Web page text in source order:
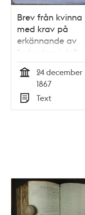
Brev från kvinna
med krav på
erkännande av
faderskap julafton
1867
24 december
1867
Typ
Text